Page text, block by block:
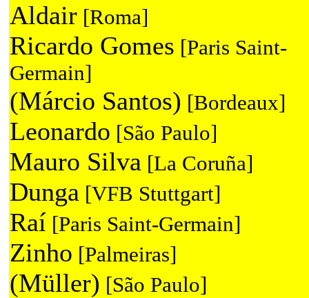
Aldair [Roma]
Ricardo Gomes [Paris Saint-
Germain]
(Márcio Santos) [Bordeaux]
Leonardo [São Paulo]
Mauro Silva [La Coruña]
Dunga [VFB Stuttgart]
Raí [Paris Saint-Germain]
Zinho [Palmeiras]
(Müller) [São Paulo]